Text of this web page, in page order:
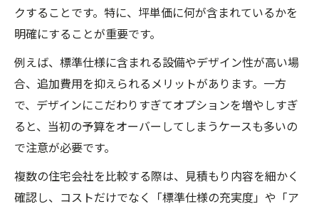
クすることです。特に、坪単価に何が含まれているかを
明確にすることが重要です。
例えば、標準仕様に含まれる設備やデザイン性が高い場
合、追加費用を抑えられるメリットがあります。一方
で、デザインにこだわりすぎてオプションを増やしすぎ
ると、当初の予算をオーバーしてしまうケースも多いの
で注意が必要です。
複数の住宅会社を比較する際は、見積もり内容を細かく
確認し、コストだけでなく「標準仕様の充実度」や「ア